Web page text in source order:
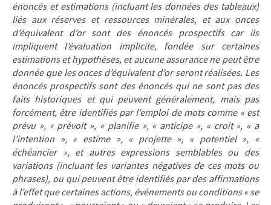
énoncés et estimations (incluant les données des tableaux)
liés aux réserves et ressources minérales, et aux onces
d’équivalent d’or sont des énoncés prospectifs car ils
impliquent l’évaluation implicite, fondée sur certaines
estimations et hypothèses, et aucune assurance ne peut être
donnée que les onces d’équivalent d’or seront réalisées. Les
énoncés prospectifs sont des énoncés qui ne sont pas des
faits historiques et qui peuvent généralement, mais pas
forcément, être identifiés par l’emploi de mots comme « est
prévu », « prévoit », « planifie », « anticipe », « croit », « a
l’intention », « estime », « projette », « potentiel », «
échéancier », et autres expressions semblables ou des
variations (incluant les variantes négatives de ces mots ou
phrases), ou qui peuvent être identifiés par des affirmations
à l’effet que certaines actions, événements ou conditions « se